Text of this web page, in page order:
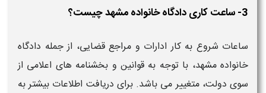
3- ساعت کاری دادگاه خانواده مشهد چیست؟
ساعات شروع به کار ادارات و مراجع قضایی، از جمله دادگاه
خانواده مشهد، با توجه به قوانین و بخشنامه های اعلامی از
سوی دولت، متغییر می باشد. برای دریافت اطلاعات بیشتر به